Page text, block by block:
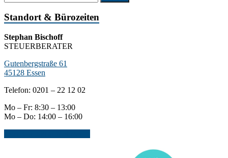
Standort & Bürozeiten
Stephan Bischoff
STEUERBERATER
Gutenbergstraße 61
45128 Essen
Telefon: 0201 – 22 12 02
Mo – Fr: 8:30 – 13:00
Mo – Do: 14:00 – 16:00